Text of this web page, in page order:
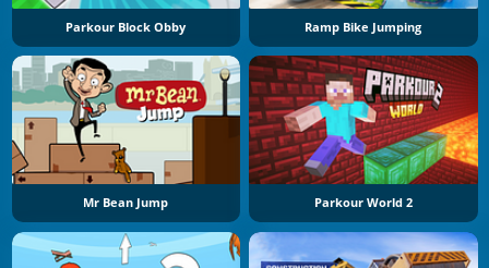
Parkour Block Obby Ramp Bike Jumping
Mr Bean Jump Parkour World 2